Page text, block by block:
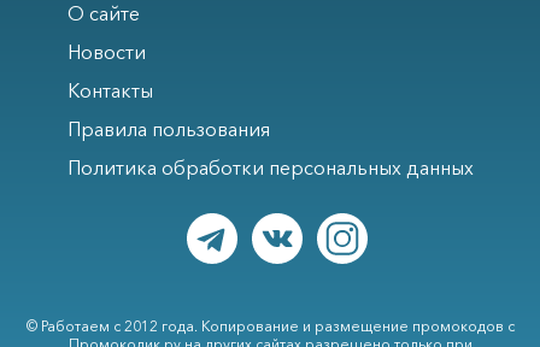
О сайте
Новости
Контакты
Правила пользования
Политика обработки персональных данных
© Работаем с 2012 года. Копирование и размещение промокодов с